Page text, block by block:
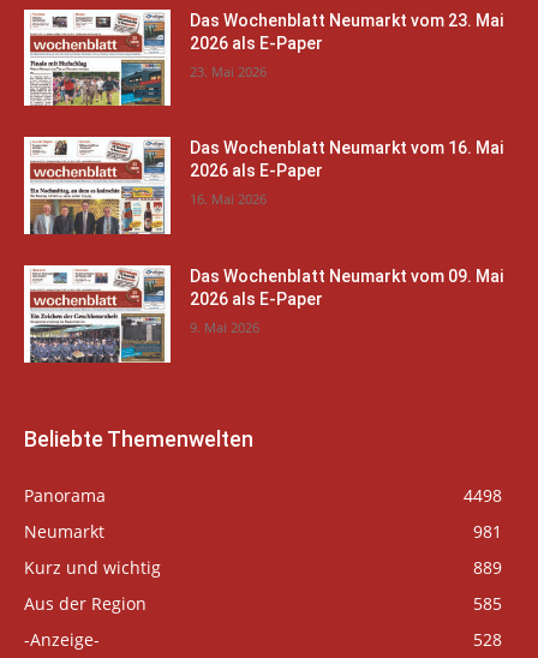
Das Wochenblatt Neumarkt vom 23. Mai
2026 als E-Paper
23. Mai 2026
Das Wochenblatt Neumarkt vom 16. Mai
2026 als E-Paper
16. Mai 2026
Das Wochenblatt Neumarkt vom 09. Mai
2026 als E-Paper
9. Mai 2026
Beliebte Themenwelten
Panorama
4498
Neumarkt
981
Kurz und wichtig
889
Aus der Region
585
-Anzeige-
528